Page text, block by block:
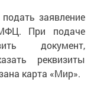
заявление
При подаче
документ,
реквизиты
карта «Мир».